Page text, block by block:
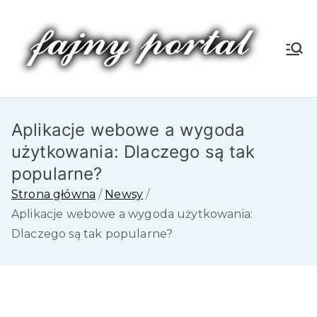
treści
Fa
jn
Aplikacje webowe a wygoda
użytkowania: Dlaczego są tak
popularne?
Strona główna
Newsy
Aplikacje webowe a wygoda użytkowania:
Dlaczego są tak popularne?